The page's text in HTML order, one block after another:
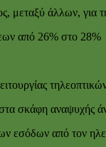
μεταξύ άλλων, για
από 26% στο 28%
σκάφη
εσόδων από τον